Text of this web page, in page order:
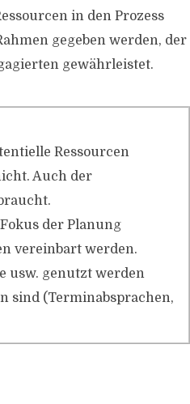
in den Prozess
gegeben werden, der
gewährleistet.
Ressourcen
Auch der
der Planung
vereinbart werden.
usw. genutzt werden
sind (Terminabsprachen,